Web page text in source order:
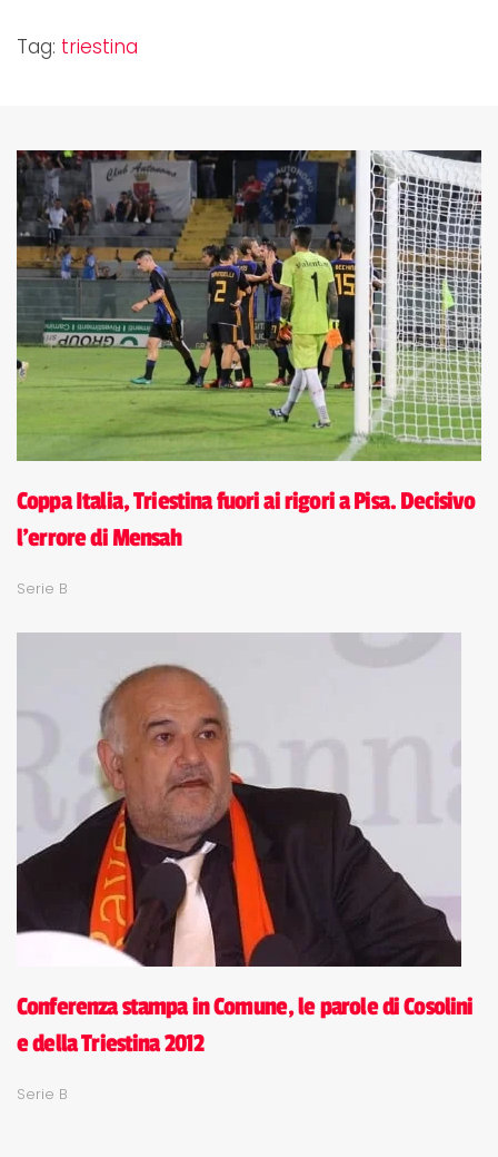
Tag: triestina
Coppa Italia, Triestina fuori ai rigori a Pisa. Decisivo
l'errore di Mensah
Serie B
Conferenza stampa in Comune, le parole di Cosolini
e della Triestina 2012
Serie B